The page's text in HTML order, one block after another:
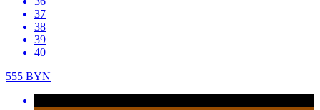
37
38
39
40
555 BYN